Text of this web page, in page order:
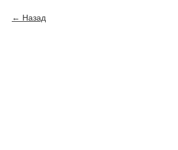
Назад